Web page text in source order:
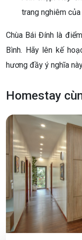
trang nghiêm
Chùa Bái Đính là
Bình. Hãy lên kế
hương đầy ý nghĩa
Homestay